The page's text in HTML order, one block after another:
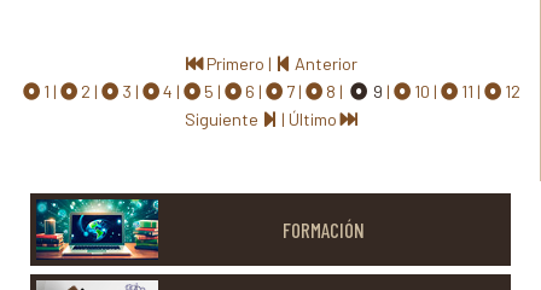
Primero |
Anterior
1
2 3 4 5 6 7 8 9 10 11
12
Siguiente
| Último
FORMACIÓN